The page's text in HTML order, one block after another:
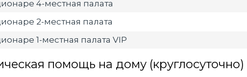
4-местная палата
2-местная палата
1-местная палата VIP
помощь на дому (круглосуточно)